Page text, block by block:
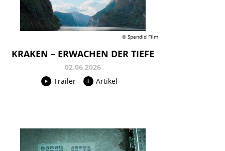
© Spendid Film
KRAKEN – ERWACHEN DER TIEFE
02.06.2026
Trailer
Artikel